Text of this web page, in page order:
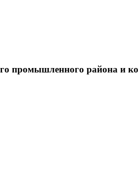
промышленного района и